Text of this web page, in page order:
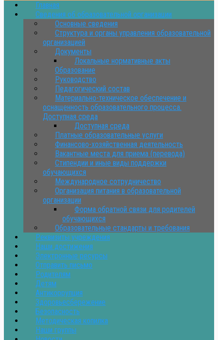
Главная
Сведения об образовательной организации
Основные сведения
Структура и органы управления образовательной
организацией
Документы
Локальные нормативные акты
Образование
Руководство
Педагогический состав
Материально-техническое обеспечение и
оснащенность образовательного процесса.
Доступная среда
Доступная среда
Платные образовательные услуги
Финансово-хозяйственная деятельность
Вакантные места для приема (перевода)
Стипендии и иные виды поддержки
обучающихся
Международное сотрудничество
Организация питания в образовательной
организации
Форма обратной связи для родителей
обучающихся
Образовательные стандарты и требования
Реквизиты учреждения
Наши достижения
Электронные ресурсы
Отправить письмо
Родителям
Детям
Антикоррупция
Здоровьесбережение
Безопасность
Методическая копилка
Наши группы